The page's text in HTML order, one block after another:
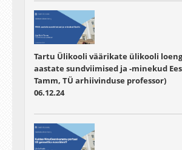
Tartu Ülikooli väärikate ülikooli loeng
aastate sundviimised ja -minekud
Tamm, TÜ arhiivinduse professor)
06.12.24